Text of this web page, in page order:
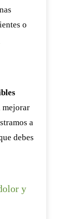
o
mejorar
a
debes
y